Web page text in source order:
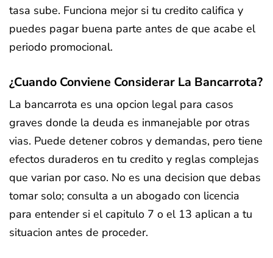
tasa sube. Funciona mejor si tu credito califica y
puedes pagar buena parte antes de que acabe el
periodo promocional.
¿Cuando Conviene Considerar La Bancarrota?
La bancarrota es una opcion legal para casos
graves donde la deuda es inmanejable por otras
vias. Puede detener cobros y demandas, pero tiene
efectos duraderos en tu credito y reglas complejas
que varian por caso. No es una decision que debas
tomar solo; consulta a un abogado con licencia
para entender si el capitulo 7 o el 13 aplican a tu
situacion antes de proceder.